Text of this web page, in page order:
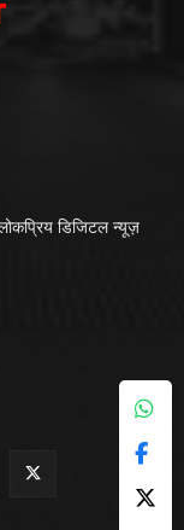
डिजिटल न्यूज़